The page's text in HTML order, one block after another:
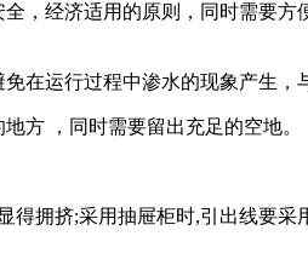
，经济适用的原则，同时需要方
在运行过程中渗水的现象产生，
方 ，同时需要留出充足的空地。
得拥挤;采用抽屉柜时,引出线要